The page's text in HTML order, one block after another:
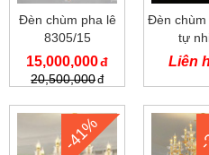
Đèn chùm pha lê
8305/15
15,000,000
20,500,000
Đèn chùm
tự
Liên
-41% -